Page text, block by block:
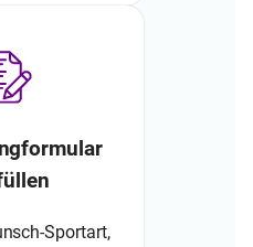
Sportart,